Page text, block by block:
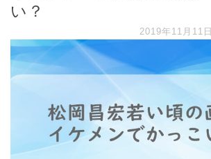
い？
2019年11月11日